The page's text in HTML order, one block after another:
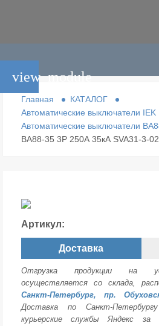
Главная
КАТАЛОГ
Автоматические выключатели IEK
Автоматические выключатели
ВА88-35 3Р 250А 35кА SVA31-3-
Артикул:
Доставка
Отгрузка продукции на
осуществляется со склада,
Санкт-Петербург, пр.
Доставка по Санкт-
курьерские службы Яндекс
view_module